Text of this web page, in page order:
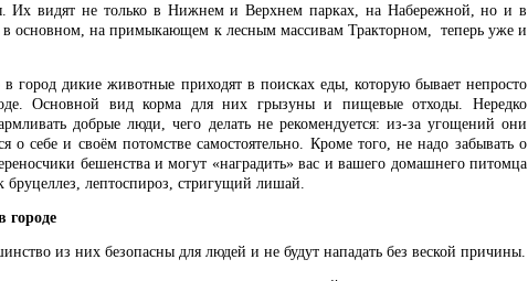
Их видят не только в Нижнем и Верхнем парках, на Набережной, но и в
основном, на примыкающем к лесным массивам Тракторном, теперь уже и
город дикие животные приходят в поисках еды, которую бывает непросто
Основной вид корма для них грызуны и пищевые отходы. Нередко
добрые люди, чего делать не рекомендуется: из-за угощений они
о себе и своём потомстве самостоятельно. Кроме того, не надо забывать о
бешенства и могут «наградить» вас и вашего домашнего питомца
бруцеллез, лептоспироз, стригущий лишай.
городе
из них безопасны для людей и не будут нападать без веской причины.